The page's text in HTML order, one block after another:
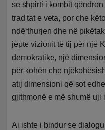
se shpirti i kombit
traditat e veta, por dhe
ndërthurjen dhe në
jepte vizionit të tij për një
demokratike, një
për kohën dhe
atij dimensioni që sot
gjithmonë e më shumë uji
Ai ishte i bindur se